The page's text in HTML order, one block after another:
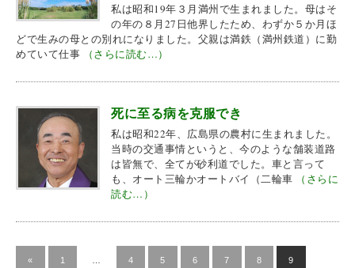
私は昭和19年３月満州で生まれました。母はそ
の年の８月27日他界したため、わずか５か月ほ
どで生みの母との別れになりました。父親は満鉄（満州鉄道）に勤
めていて仕事
（さらに読む…）
死に至る病を克服でき
私は昭和22年、広島県の農村に生まれました。
当時の交通事情というと、今のような舗装道路
は皆無で、全てが砂利道でした。車と言って
も、オート三輪かオートバイ（二輪車
（さらに
読む…）
« 1 4 5 6 7 8 9